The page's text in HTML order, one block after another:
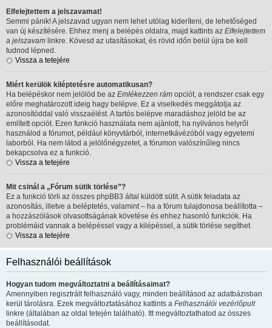
Elfelejtettem a jelszavamat!
Semmi pánik! A jelszavad ugyan nem lehet utólag kideríteni, de lehetőséged
van új készítésére. Ehhez menj a belépés oldalra, majd kattints az Elfelejtettem
a jelszavam linkre. Kövesd az utasításokat, és rövid időn belül újra be kell
tudnod lépned.
Vissza a tetejére
Miért kerülök kiléptetésre automatikusan?
Ha belépéskor nem jelölöd be az Emlékezzen rám opciót, a rendszer csak egy
előre meghatározott ideig hagy belépve. Ez a viselkedés meggátolja az
azonosítóddal való visszaélést. A tartós belépve maradáshoz jelöld be az
említett opciót. Ezen funkció használata nem ajánlott, ha nyilvános helyről
használod a fórumot, például könyvtárból, internetkávézóból vagy egyetemi
laborból. Ha nem látod a jelölőnégyzetet, a fórumon valószínűleg nincs
bekapcsolva ez a funkció.
Vissza a tetejére
Mit csinál a „Fórum sütik törlése”?
Ez a funkció törli az összes phpBB3 által küldött sütit. A sütik feladata az
azonosítás, illetve a beléptetés, valamint – ha a fórum tulajdonosa beállította –
a hozzászólások olvasottságának követése és ehhez hasonló funkciók. Ha
problémáid vannak a belépéssel vagy a kilépéssel, a sütik törlése segíthet.
Vissza a tetejére
Felhasználói beállítások
Hogyan tudom megváltoztatni a beállításaimat?
Amennyiben regisztrált felhasználó vagy, minden beállításod az adatbázisban
kerül tárolásra. Ezek megváltoztatásához kattints a Felhasználói vezérlőpult
linkre (általában az oldal tetején található). Itt megváltoztathatod az összes
beállításodat.